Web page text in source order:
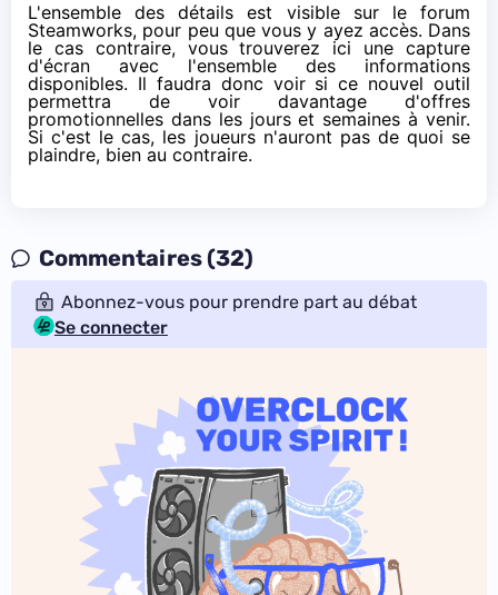
L'ensemble des détails est visible sur leforum
Steamworks, pour peu que vous y ayez accès. Dans
le cas contraire, vous trouverez ici une capture
d'écran avec l'ensemble des informations
disponibles. Il faudra donc voir si ce nouvel outil
permettra de voir davantage d'offres
promotionnelles dans les jours et semaines à venir.
Si c'est le cas, les joueurs n'auront pas de quoi se
plaindre, bien au contraire.
Commentaires (32)
Abonnez-vous pour prendre part au débat
Se connecter